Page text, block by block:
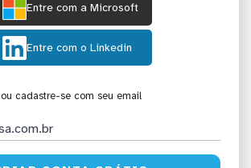
Entre com a Microsoft
Entre com o Linkedin
ou cadastre-se com seu email